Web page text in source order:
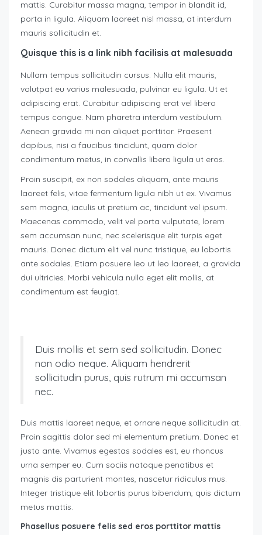
mattis. Curabitur massa magna, tempor in blandit id,
porta in ligula. Aliquam laoreet nisl massa, at interdum
mauris sollicitudin et.
Quisque this is a link nibh facilisis at malesuada
Nullam tempus sollicitudin cursus. Nulla elit mauris,
volutpat eu varius malesuada, pulvinar eu ligula. Ut et
adipiscing erat. Curabitur adipiscing erat vel libero
tempus congue. Nam pharetra interdum vestibulum.
Aenean gravida mi non aliquet porttitor. Praesent
dapibus, nisi a faucibus tincidunt, quam dolor
condimentum metus, in convallis libero ligula ut eros.
Proin suscipit, ex non sodales aliquam, ante mauris
laoreet felis, vitae fermentum ligula nibh ut ex. Vivamus
sem magna, iaculis ut pretium ac, tincidunt vel ipsum.
Maecenas commodo, velit vel porta vulputate, lorem
sem accumsan nunc, nec scelerisque elit turpis eget
mauris. Donec dictum elit vel nunc tristique, eu lobortis
ante sodales. Etiam posuere leo ut leo laoreet, a gravida
dui ultricies. Morbi vehicula nulla eget elit mollis, at
condimentum est feugiat.
Duis mollis et sem sed sollicitudin. Donec
non odio neque. Aliquam hendrerit
sollicitudin purus, quis rutrum mi accumsan
nec.
Duis mattis laoreet neque, et ornare neque sollicitudin at.
Proin sagittis dolor sed mi elementum pretium. Donec et
justo ante. Vivamus egestas sodales est, eu rhoncus
urna semper eu. Cum sociis natoque penatibus et
magnis dis parturient montes, nascetur ridiculus mus.
Integer tristique elit lobortis purus bibendum, quis dictum
metus mattis.
Phasellus posuere felis sed eros porttitor mattis